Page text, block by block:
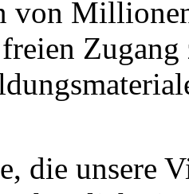
von
die unsere